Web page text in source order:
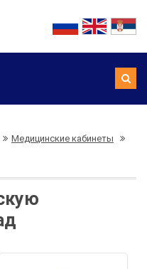
Медицинские кабинеты